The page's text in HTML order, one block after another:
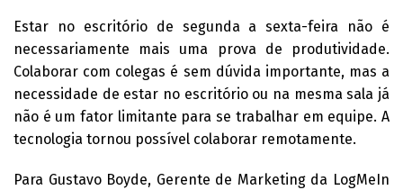
Estar no escritório de segunda a sexta-feira não é
necessariamente mais uma prova de produtividade.
Colaborar com colegas é sem dúvida importante, mas a
necessidade de estar no escritório ou na mesma sala já
não é um fator limitante para se trabalhar em equipe. A
tecnologia tornou possível colaborar remotamente.
Para Gustavo Boyde, Gerente de Marketing da LogMeIn